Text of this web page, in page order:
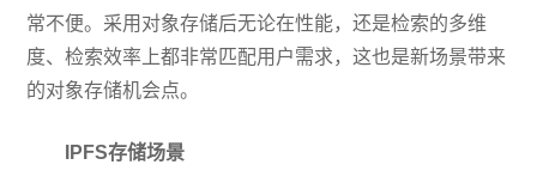
常不便。采用对象存储后无论在性能，还是检索的多维
度、检索效率上都非常匹配用户需求，这也是新场景带来
的对象存储机会点。
IPFS存储场景